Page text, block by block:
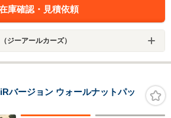
庫確認・見積依頼
ジーアールカーズ）
バージョン ウォールナットパッ